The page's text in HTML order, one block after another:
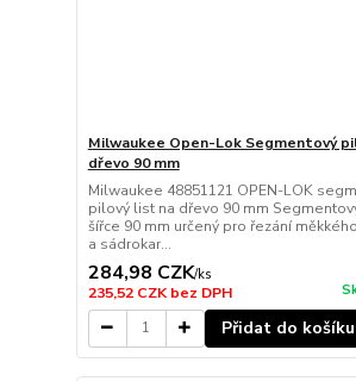
Milwaukee Open-Lok Segmentový
dřevo 90 mm
Milwaukee 48851121 OPEN-LOK
pilový list na dřevo 90 mm
šířce 90 mm určený pro řezání
a sádrokar...
284,98 CZK/ks
235,52 CZKbez DPH
Přidat do košíku